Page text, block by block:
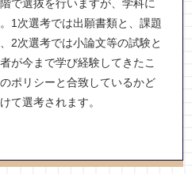
で選抜を行いますが、学科に
1次選考では出願書類と、課題
2次選考では小論文等の試験と
が今まで学び経験してきたこ
ポリシーと合致しているかど
て選考されます。